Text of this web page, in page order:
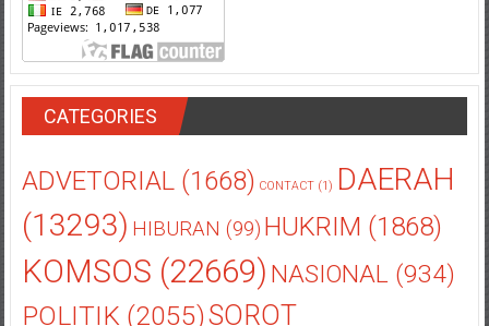
CATEGORIES
ADVETORIAL(1668) CONTACT(1) DAERAH
(13293) HIBURAN (99) HUKRIM (1868)
KOMSOS (22669) NASIONAL(934)
POLITIK(2055)SOROT